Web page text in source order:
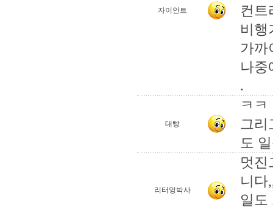
자이안트
컨트
비행
가까
나
.
대빵
ㅋ
그리
도
리터엉박사
멋
니
일도